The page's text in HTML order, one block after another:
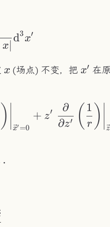
x
d3x′
x
x (场点) 不变，把 x'
x′ 在
) x′ =0
+ z′
∂z′
∂ ( r
1 ) z
=